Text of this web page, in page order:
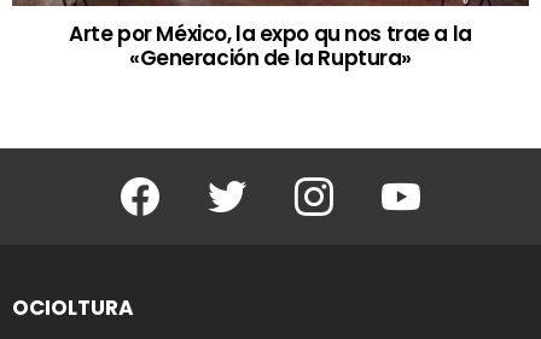
Arte por México, la expo qu nos trae a la
«Generación de la Ruptura»
Facebook Twitter Instagram
OCIOLTURA